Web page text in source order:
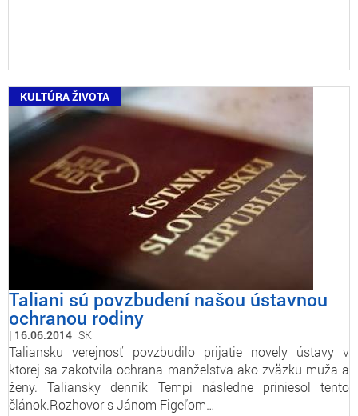
KULTÚRA ŽIVOTA
Taliani sú povzbudení našou ústavnou
ochranou rodiny
16.06.2014 SK
Taliansku verejnosť povzbudilo prijatie novely ústavy v
ktorej sa zakotvila ochrana manželstva ako zväzku muža a
ženy. Taliansky denník Tempi následne priniesol tento
článok.Rozhovor s Jánom Figeľom…